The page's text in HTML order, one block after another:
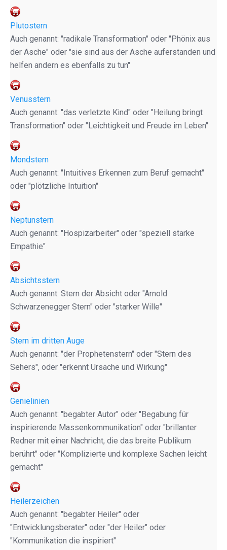
Plutostern
Auch genannt: "radikale Transformation" oder "Phönix aus
der Asche" oder "sie sind aus der Asche auferstanden und
helfen andern es ebenfalls zu tun"
Venusstern
Auch genannt: "das verletzte Kind" oder "Heilung bringt
Transformation" oder "Leichtigkeit und Freude im Leben"
Mondstern
Auch genannt: "Intuitives Erkennen zum Beruf gemacht"
oder "plötzliche Intuition"
Neptunstern
Auch genannt: "Hospizarbeiter" oder "speziell starke
Empathie"
Absichtsstern
Auch genannt: Stern der Absicht oder "Arnold
Schwarzenegger Stern" oder "starker Wille"
Stern im dritten Auge
Auch genannt: "der Prophetenstern" oder "Stern des
Sehers", oder "erkennt Ursache und Wirkung"
Genielinien
Auch genannt: "begabter Autor" oder "Begabung für
inspirierende Massenkommunikation" oder "brillanter
Redner mit einer Nachricht, die das breite Publikum
berührt" oder "Komplizierte und komplexe Sachen leicht
gemacht"
Heilerzeichen
Auch genannt: "begabter Heiler" oder
"Entwicklungsberater" oder "der Heiler" oder
"Kommunikation die inspiriert"